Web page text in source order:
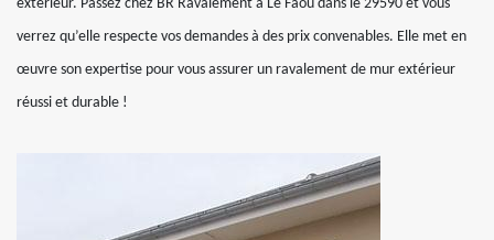
extérieur. Passez chez BR Ravalement à Le Faou dans le 29590 et vous
verrez qu’elle respecte vos demandes à des prix convenables. Elle met en
œuvre son expertise pour vous assurer un ravalement de mur extérieur
réussi et durable !